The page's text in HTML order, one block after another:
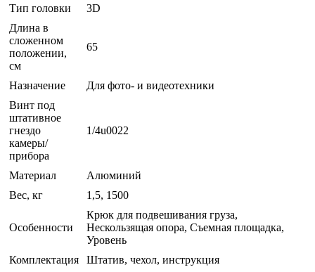
Тип головки
3D
Длина в
сложенном
положении,
см
65
Назначение
Для фото- и видеотехники
Винт под
штативное
гнездо
камеры/
прибора
1/4u0022
Материал
Алюминий
Вес, кг
1,5, 1500
Особенности
Крюк для подвешивания груза,
Нескользящая опора, Съемная площадка,
Уровень
Комплектация
Штатив, чехол, инструкция